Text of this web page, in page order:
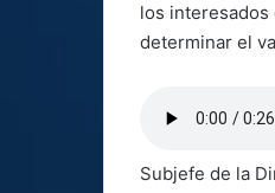
los
determinar el
Subjefe de la